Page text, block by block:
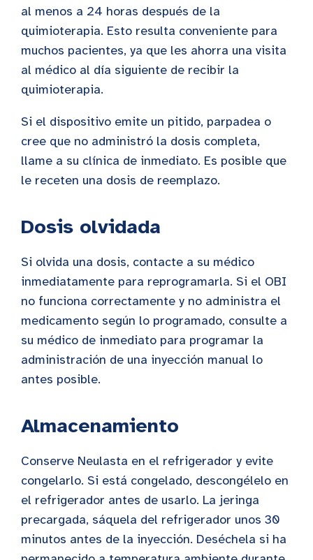
al menos a 24 horas después de la
quimioterapia. Esto resulta conveniente para
muchos pacientes, ya que les ahorra una visita
al médico al día siguiente de recibir la
quimioterapia.
Si el dispositivo emite un pitido, parpadea o
cree que no administró la dosis completa,
llame a su clínica de inmediato. Es posible que
le receten una dosis de reemplazo.
Dosis olvidada
Si olvida una dosis, contacte a su médico
inmediatamente para reprogramarla. Si el OBI
no funciona correctamente y no administra el
medicamento según lo programado, consulte a
su médico de inmediato para programar la
administración de una inyección manual lo
antes posible.
Almacenamiento
Conserve Neulasta en el refrigerador y evite
congelarlo. Si está congelado, descongélelo en
el refrigerador antes de usarlo. La jeringa
precargada, sáquela del refrigerador unos 30
minutos antes de la inyección. Deséchela si ha